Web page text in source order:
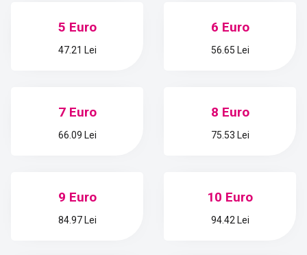
5 Euro
47.21 Lei
6 Euro
56.65 Lei
7 Euro
66.09 Lei
8 Euro
75.53 Lei
9 Euro
84.97 Lei
10 Euro
94.42 Lei